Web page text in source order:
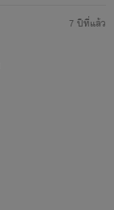
7 ปีที่แล้ว